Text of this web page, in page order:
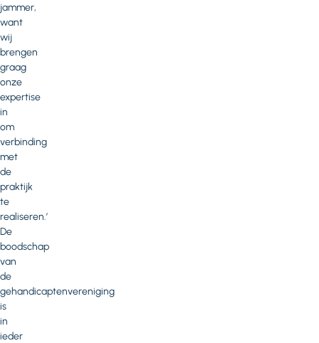
jammer,
want
wij
brengen
graag
onze
expertise
in
om
verbinding
met
de
praktijk
te
realiseren.’
De
boodschap
van
de
gehandicaptenvereniging
is
in
ieder